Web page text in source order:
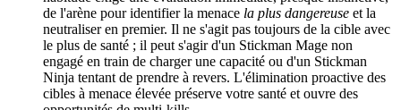
de l'arène pour identifier la menace la plus dangereuse et la
neutraliser en premier. Il ne s'agit pas toujours de la cible avec
le plus de santé ; il peut s'agir d'un Stickman Mage non
engagé en train de charger une capacité ou d'un Stickman
Ninja tentant de prendre à revers. L'élimination proactive des
cibles à menace élevée préserve votre santé et ouvre des